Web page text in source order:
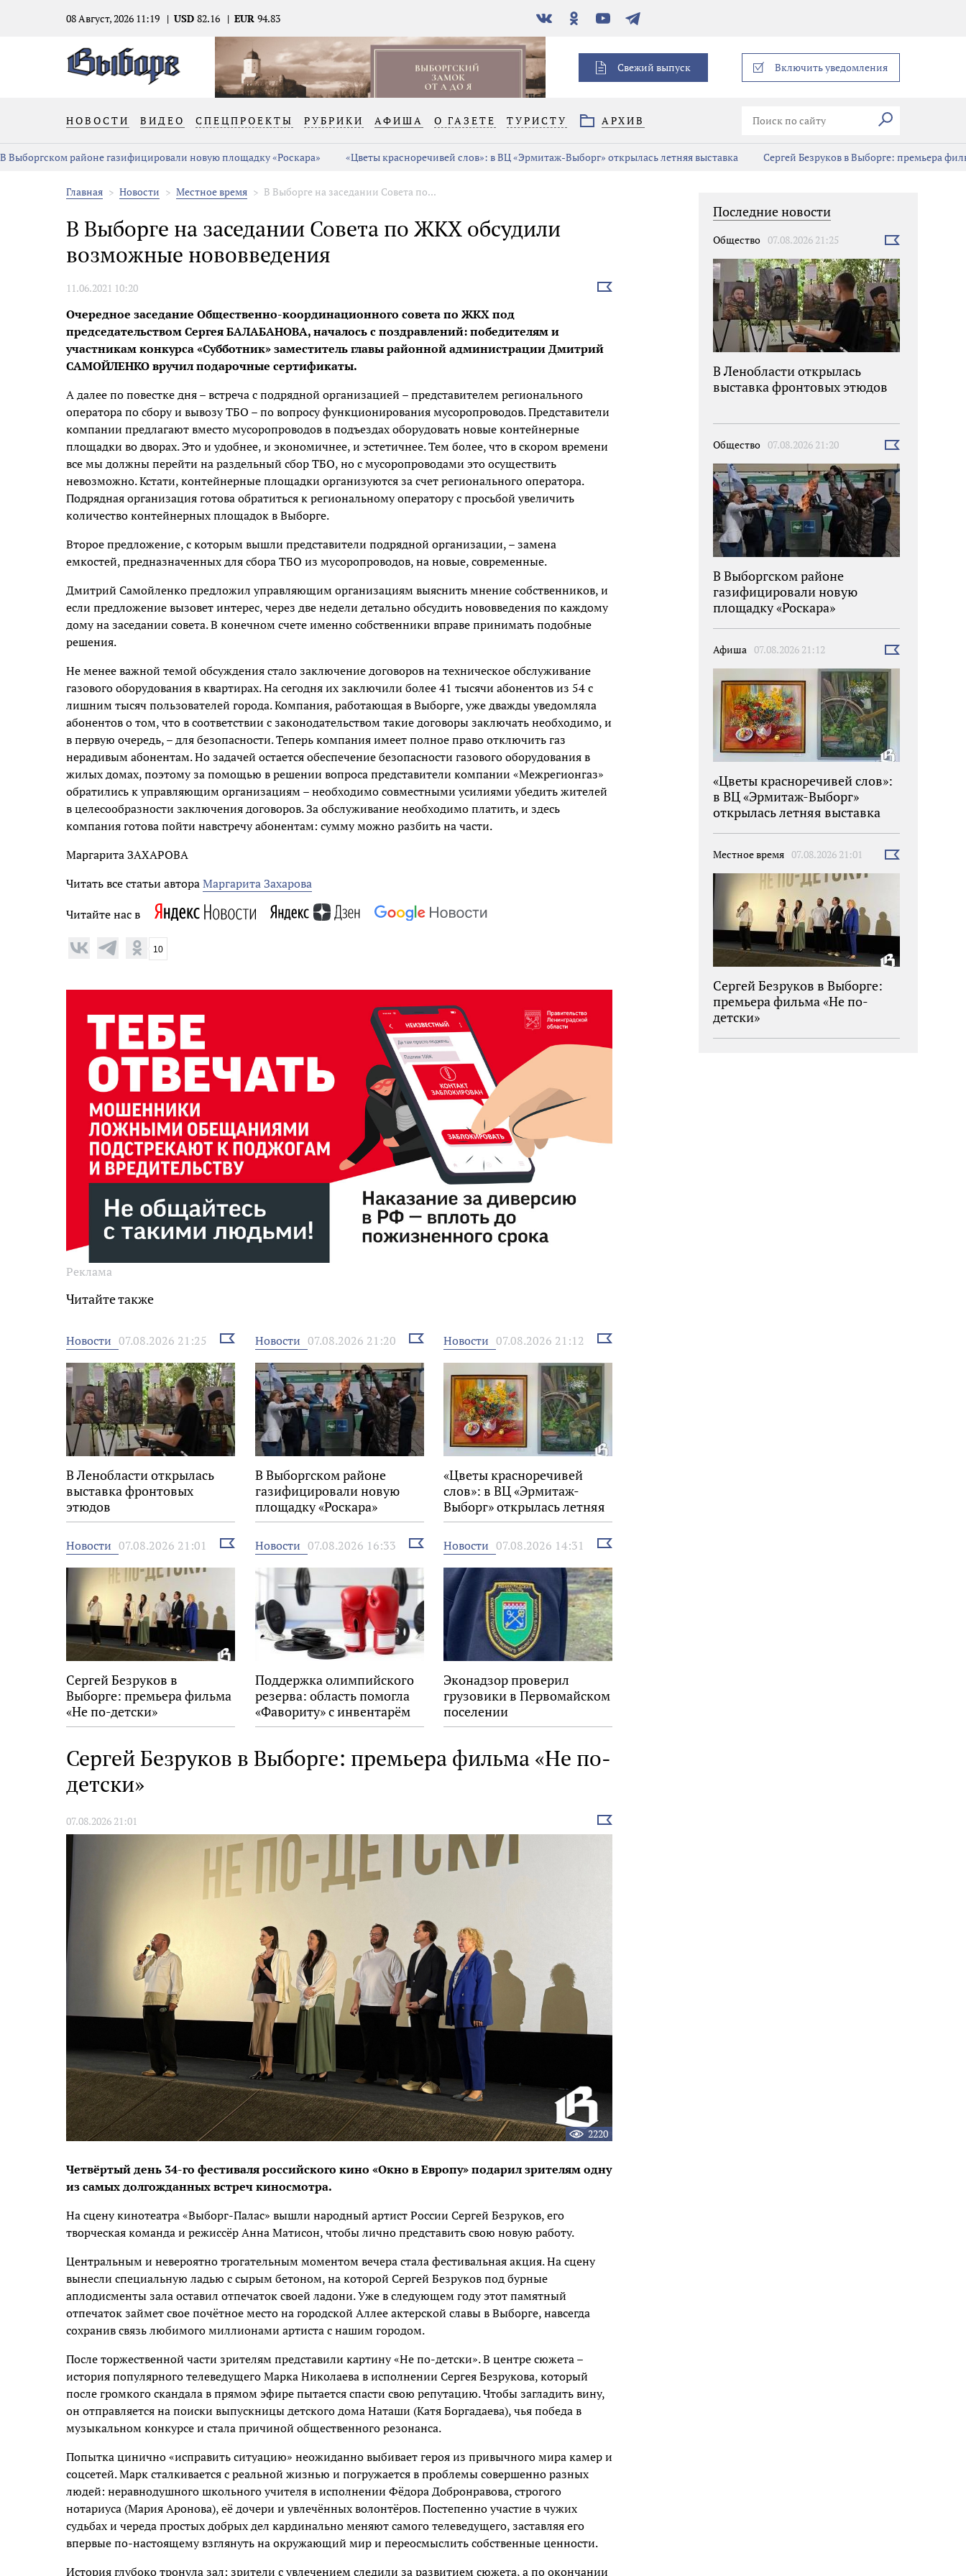
08 Август, 2026 11:19 USD 82.16 EUR 94.83
В
контакте
Одноклассники
YouTubeТелеграм
Свежий выпуск Включить уведомления
НОВОСТИ ВИДЕО СПЕЦПРОЕКТЫ РУБРИКИ АФИША О ГАЗЕТЕ ТУРИСТУ АРХИВ Искать
В Выборгском районе газифицировали новую площадку «Роскара» «Цветы красноречивей слов»: в ВЦ «Эрмитаж-Выборг» открылась летняя выставка Сергей Безруков в Выборге: премьера
Главная Новости Местное время В Выборге на заседании Совета по...
В Выборге на заседании Совета по ЖКХ обсудили
возможные нововведения
11.06.2021 10:20
Выбрать
Очередное заседание Общественно-координационного совета по ЖКХ под
председательством Сергея БАЛАБАНОВА, началось с поздравлений: победителям и
участникам конкурса «Субботник» заместитель главы районной администрации Дмитрий
САМОЙЛЕНКО вручил подарочные сертификаты.
А далее по повестке дня – встреча с подрядной организацией – представителем регионального
оператора по сбору и вывозу ТБО – по вопросу функционирования мусоропроводов. Представители
компании предлагают вместо мусоропроводов в подъездах оборудовать новые контейнерные
площадки во дворах. Это и удобнее, и экономичнее, и эстетичнее. Тем более, что в скором времени
все мы должны перейти на раздельный сбор ТБО, но с мусоропроводами это осуществить
невозможно. Кстати, контейнерные площадки организуются за счет регионального оператора.
Подрядная организация готова обратиться к региональному оператору с просьбой увеличить
количество контейнерных площадок в Выборге.
Второе предложение, с которым вышли представители подрядной организации, – замена
емкостей, предназначенных для сбора ТБО из мусоропроводов, на новые, современные.
Дмитрий Самойленко предложил управляющим организациям выяснить мнение собственников, и
если предложение вызовет интерес, через две недели детально обсудить нововведения по каждому
дому на заседании совета. В конечном счете именно собственники вправе принимать подобные
решения.
Не менее важной темой обсуждения стало заключение договоров на техническое обслуживание
газового оборудования в квартирах. На сегодня их заключили более 41 тысячи абонентов из 54 с
лишним тысяч пользователей города. Компания, работающая в Выборге, уже дважды уведомляла
абонентов о том, что в соответствии с законодательством такие договоры заключать необходимо, и
в первую очередь, – для безопасности. Теперь компания имеет полное право отключить газ
нерадивым абонентам. Но задачей остается обеспечение безопасности газового оборудования в
жилых домах, поэтому за помощью в решении вопроса представители компании «Межрегионгаз»
обратились к управляющим организациям – необходимо совместными усилиями убедить жителей
в целесообразности заключения договоров. За обслуживание необходимо платить, и здесь
компания готова пойти навстречу абонентам: сумму можно разбить на части.
Маргарита ЗАХАРОВА
Читать все статьи автораМаргарита Захарова
Читайте нас в
10
Реклама
Читайте также
Новости 07.08.2026 21:25
Выбрать
новость
В Ленобласти открылась
выставка фронтовых
этюдов
Новости 07.08.2026 21:20
Выбрать
новость
В Выборгском районе
газифицировали новую
площадку «Роскара»
Новости 07.08.2026 21:12
Выбрать
«Цветы красноречивей
слов»: в ВЦ «Эрмитаж-
Выборг» открылась летняя
выставка
Новости 07.08.2026 21:01
Выбрать
новость
Сергей Безруков в
Выборге: премьера фильма
«Не по-детски»
Новости 07.08.2026 16:33
Выбрать
новость
Поддержка олимпийского
резерва: область помогла
«Фавориту» с инвентарём
Новости 07.08.2026 14:31
Выбрать
Эконадзор проверил
грузовики в Первомайском
поселении
Сергей Безруков в Выборге: премьера фильма «Не по-
детски»
07.08.2026 21:01
Выбрать
новость
2220
Четвёртый день 34-го фестиваля российского кино «Окно в Европу» подарил зрителям одну
из самых долгожданных встреч киносмотра.
На сцену кинотеатра «Выборг-Палас» вышли народный артист России Сергей Безруков, его
творческая команда и режиссёр Анна Матисон, чтобы лично представить свою новую работу.
Центральным и невероятно трогательным моментом вечера стала фестивальная акция. На сцену
вынесли специальную ладью с сырым бетоном, на которой Сергей Безруков под бурные
аплодисменты зала оставил отпечаток своей ладони. Уже в следующем году этот памятный
отпечаток займет свое почётное место на городской Аллее актерской славы в Выборге, навсегда
сохранив связь любимого миллионами артиста с нашим городом.
После торжественной части зрителям представили картину «Не по-детски». В центре сюжета –
история популярного телеведущего Марка Николаева в исполнении Сергея Безрукова, который
после громкого скандала в прямом эфире пытается спасти свою репутацию. Чтобы загладить вину,
он отправляется на поиски выпускницы детского дома Наташи (Катя Боргадаева), чья победа в
музыкальном конкурсе и стала причиной общественного резонанса.
Попытка цинично «исправить ситуацию» неожиданно выбивает героя из привычного мира камер и
соцсетей. Марк сталкивается с реальной жизнью и погружается в проблемы совершенно разных
людей: неравнодушного школьного учителя в исполнении Фёдора Добронравова, строгого
нотариуса (Мария Аронова), её дочери и увлечённых волонтёров. Постепенно участие в чужих
судьбах и череда простых добрых дел кардинально меняют самого телеведущего, заставляя его
впервые по-настоящему взглянуть на окружающий мир и переосмыслить собственные ценности.
История глубоко тронула зал: зрители с увлечением следили за развитием сюжета, а по окончании
Последние новости
Общество 07.08.2026 21:25
Выбрать
В Ленобласти открылась
выставка фронтовых этюдов
Общество 07.08.2026 21:20
Выбрать
В Выборгском районе
газифицировали новую
площадку «Роскара»
Афиша 07.08.2026 21:12
Выбрать
«Цветы красноречивей слов»:
в ВЦ «Эрмитаж-Выборг»
открылась летняя выставка
Местное время 07.08.2026 21:01
Выбрать
Сергей Безруков в Выборге:
премьера фильма «Не по-
детски»